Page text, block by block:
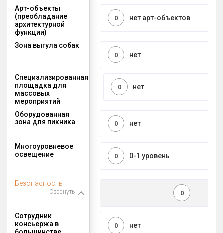
Арт-объекты
(преобладание
архитектурной
функции)
нет арт-объектов
0
Зона выгула собак
нет
0
Специализированная
площадка для
массовых
мероприятий
нет
0
Оборудованная
зона для пикника
нет
0
Многоуровневое
освещение
0-1 уровень
0
Безопасность
Свернуть 0
Сотрудник
консьержа в
большинстве
нет
0